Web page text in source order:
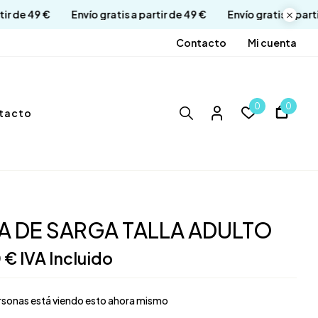
partir de 49 € Envío gratis a partir de 49 € Envío gratis
Contacto Mi cuenta
0 0
DE SARGA TALLA ADULTO
€ IVA Incluido
está viendo esto ahora mismo